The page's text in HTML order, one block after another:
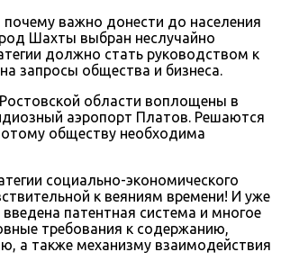
важно донести до населения
Шахты выбран неслучайно
должно стать руководством к
запросы общества и бизнеса.
области воплощены в
аэропорт Платов. Решаются
обществу необходима
социально-экономического
к веяниям времени! И уже
патентная система и многое
требования к содержанию,
а также механизму взаимодействия